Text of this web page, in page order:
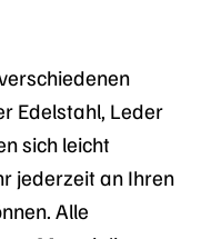
Edelstahl, Leder
sich leicht
jederzeit an Ihren
Alle